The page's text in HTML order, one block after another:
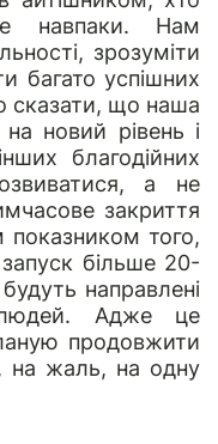
навпаки. Нам
зрозуміти
багато успішних
сказати, що наша
новий рівень і
благодійних
а не
закриття
того,
більше 20-
направлені
Адже це
продовжити
на жаль, на одну